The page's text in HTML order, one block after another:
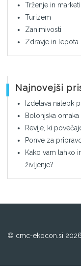
Trženje in
Turizem
Zanimivosti
Zdravje in lepota
Najnovejši
Izdelava nalepk
Bolonjska
Revije, ki
Ponve za
Kako vam lahko
življenje?
© cmc-ekocon.si